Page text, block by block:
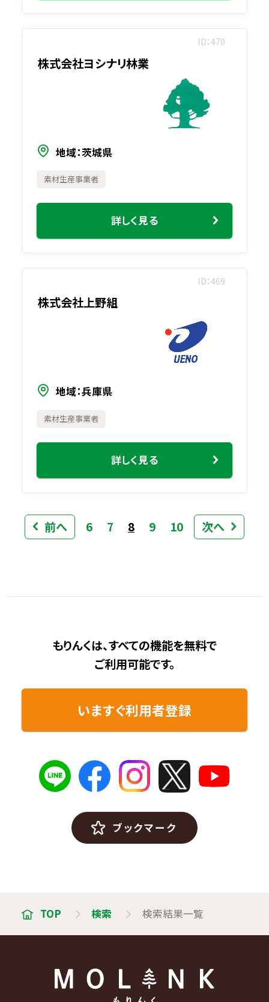
ID 470
株式会社ヨシナリ林業
地域 茨城県
素材生産事業者
詳しく見る
ID 469
株式会社上野組
地域 兵庫県
素材生産事業者
詳しく見る
前へ 6 7 8 9 10 次へ
もりんくは、すべての機能を無料で
ご利用可能です。
いますぐ利用者登録
ブックマーク
TOP 検索 検索結果一覧